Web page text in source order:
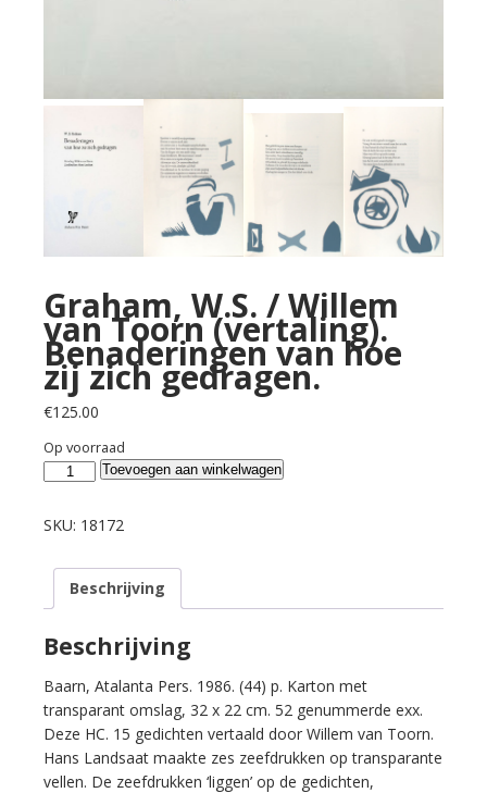
Graham, W.S. / Willem
van Toorn (vertaling).
Benaderingen van hoe
zij zich gedragen.
€125.00
Op voorraad
Graham,
/
van
Toorn
(vertaling).
Benaderingen
van
hoe
zij
zich
gedragen.
aantal
Toevoegen aan winkelwagen
SKU: 18172
Beschrijving
Beschrijving
Baarn, Atalanta Pers. 1986. (44) p. Karton met
transparant omslag, 32 x 22 cm. 52 genummerde exx.
Deze HC. 15 gedichten vertaald door Willem van Toorn.
Hans Landsaat maakte zes zeefdrukken op transparante
vellen. De zeefdrukken ‘liggen’ op de gedichten,